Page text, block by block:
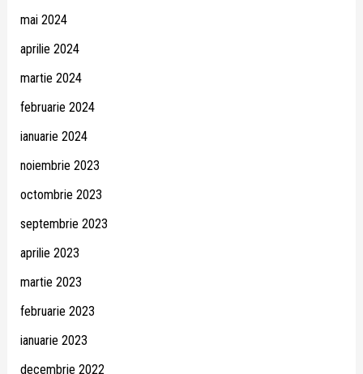
mai 2024
aprilie 2024
martie 2024
februarie 2024
ianuarie 2024
noiembrie 2023
octombrie 2023
septembrie 2023
aprilie 2023
martie 2023
februarie 2023
ianuarie 2023
decembrie 2022